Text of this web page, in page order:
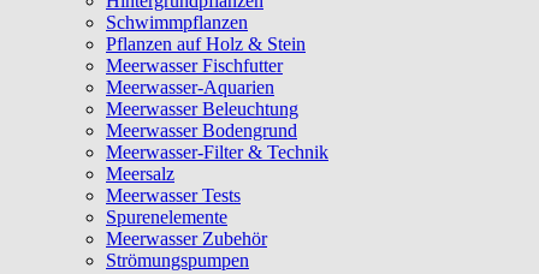
Schwimmpflanzen
Pflanzen auf Holz & Stein
Meerwasser Fischfutter
Meerwasser-Aquarien
Meerwasser Beleuchtung
Meerwasser Bodengrund
Meerwasser-Filter & Technik
Meersalz
Meerwasser Tests
Spurenelemente
Meerwasser Zubehör
Strömungspumpen